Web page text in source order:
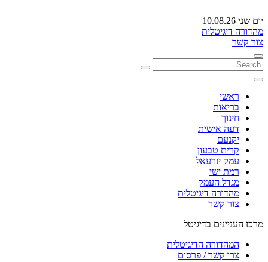
יום שני 10.08.26
מהדורה דיגיטלית
צור קשר
ראשי
בריאות
חינוך
דעה אישית
יקנעם
קרית טבעון
עמק יזרעאל
רמת ישי
מגדל העמק
מהדורה דיגיטלית
צור קשר
מרכז העניינים בדיגיטל
המהדורה הדיגיטלית
צרו קשר / פרסום